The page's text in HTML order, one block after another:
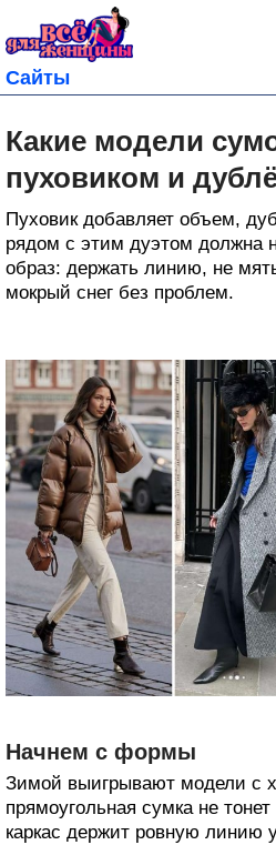
Сайты
Какие модели
пуховиком и
Пуховик добавляет объем,
рядом с этим дуэтом должна
образ: держать линию, не
мокрый снег без проблем.
Начнем с формы
Зимой выигрывают модели с
прямоугольная сумка не
каркас держит ровную линию